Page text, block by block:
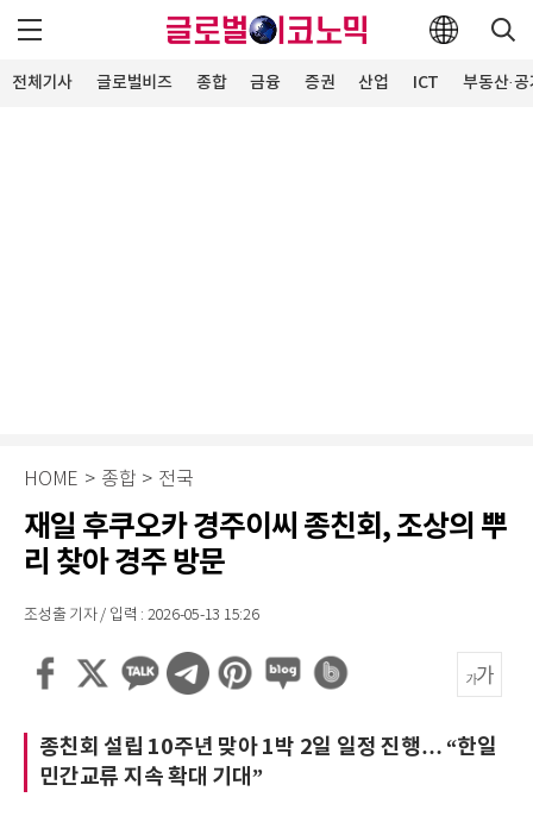
전체기사 글로벌비즈 종합 금융 증권 산업 ICT 부동산·
HOME > 종합 > 전국
재일 후쿠오카 경주이씨 종친회, 조상의 뿌
리 찾아 경주 방문
조성출 기자 / 입력 : 2026-05-13 15:26
종친회 설립 10주년 맞아 1박 2일 일정 진행… “한일
민간교류 지속 확대 기대”